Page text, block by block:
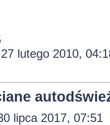
27 lutego 2010,
lipca 2017, 07:51